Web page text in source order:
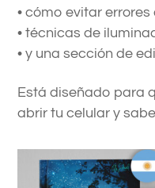
• cómo evitar errores
• técnicas de
• y una sección de
Está diseñado para
abrir tu celular y